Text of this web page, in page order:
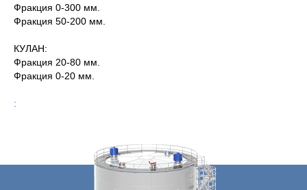
Фракция 0-300 мм.
Фракция 50-200 мм.
КУЛАН:
Фракция 20-80 мм.
Фракция 0-20 мм.
: